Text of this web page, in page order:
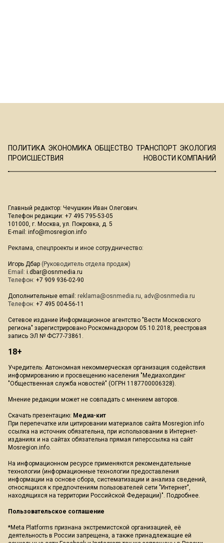
ПОЛИТИКА ЭКОНОМИКА ОБЩЕСТВО ТРАНСПОРТ ЭКОЛОГИЯ
ПРОИСШЕСТВИЯ
НОВОСТИ КОМПАНИЙ
Главный редактор: Чечушкин Иван Олегович.
Телефон редакции: +7 495 795-53-05
101000, г. Москва, ул. Покровка, д. 5
E-mail: info@mosregion.info
Реклама, спецпроекты и иное сотрудничество:
Игорь Дбар (Руководитель отдела продаж)
Email: i.dbar@osnmedia.ru
Телефон: +7 909 936-02-90
Дополнительные email: reklama@osnmedia.ru, adv@osnmedia.ru
Телефон: +7 495 004-56-11
Сетевое издание Информационное агентство "Вести Московского
региона" зарегистрировано Роскомнадзором 05.10.2018, реестровая
запись ЭЛ № ФС77-73861.
18+
Учредитель: Автономная некоммерческая организация содействия
информированию и просвещению населения "Медиахолдинг
"Общественная служба новостей" (ОГРН 1187700006328).
Мнение редакции может не совпадать с мнением авторов.
Скачать презентацию: Медиа-кит
При перепечатке или цитировании материалов сайта Mosregion.info
ссылка на источник обязательна, при использовании в Интернет-
изданиях и на сайтах обязательна прямая гиперссылка на сайт
Mosregion.info.
На информационном ресурсе применяются рекомендательные
технологии (информационные технологии предоставления
информации на основе сбора, систематизации и анализа сведений,
относящихся к предпочтениям пользователей сети "Интернет",
находящихся на территории Российской Федерации)". Подробнее.
Пользовательское соглашение
*Meta Platforms признана экстремистской организацией, её
деятельность в России запрещена, а также принадлежащие ей